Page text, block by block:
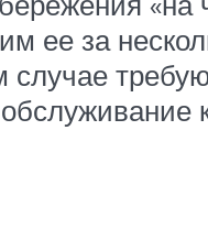
ее за
случае